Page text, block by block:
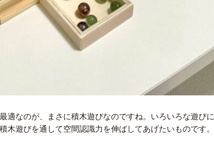
適なのが、まさに積木遊びなのですね。いろいろな遊びに
木遊びを通して空間認識力を伸ばしてあげたいものです。